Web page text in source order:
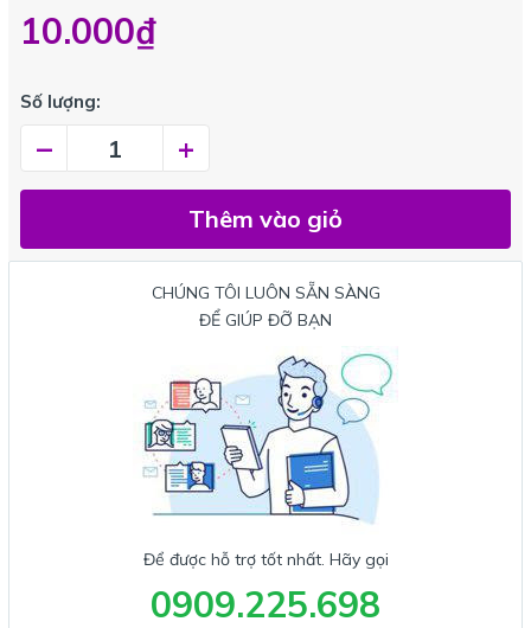
10.000₫
Số lượng:
– +
Thêm vào giỏ
CHÚNG TÔI LUÔN SẴN SÀNG
ĐỂ GIÚP ĐỠ BẠN
Để được hỗ trợ tốt nhất. Hãy gọi
0909.225.698